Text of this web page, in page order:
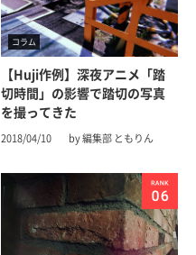
コラム
【Huji作例】深夜アニメ「踏
切時間」の影響で踏切の写真
を撮ってきた
2018/04/10 by 編集部 ともりん